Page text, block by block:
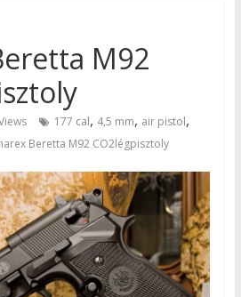
M92
177 cal, 4,5 mm, air pistol,
Beretta M92 CO2légpisztoly